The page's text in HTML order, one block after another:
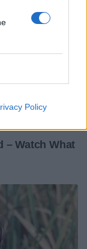
Policy